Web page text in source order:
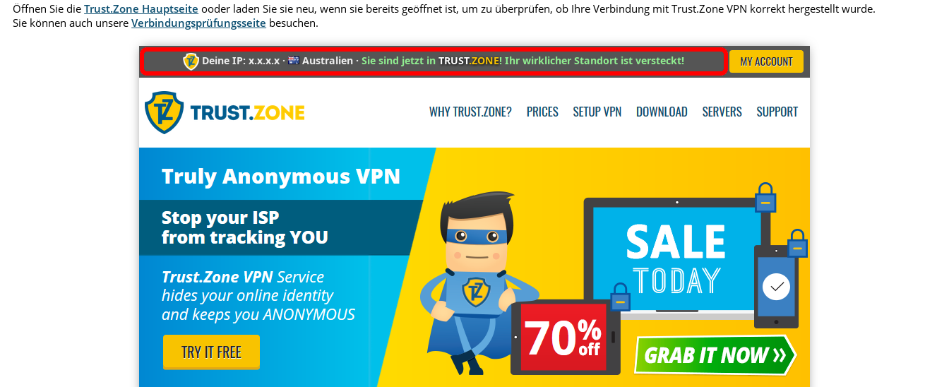
Öffnen Sie dieTrust.Zone Hauptseite ooder laden Sie sie neu, wenn sie bereits geöffnet ist, um zu überprüfen, ob Ihre Verbindung mit Trust.Zone VPN korrekt hergestellt wurde.
Sie können auch unsereVerbindungsprüfungsseite besuchen.
Deine IP: x.x.x.x · Australien · Sie sind jetzt in TRUST.ZONE! Ihr wirklicher Standort ist versteckt!